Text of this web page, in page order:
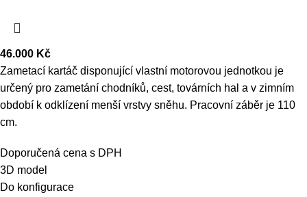
46.000 Kč
Zametací kartáč disponující vlastní motorovou jednotkou je
určený pro zametání chodníků, cest, továrních hal a v zimním
období k odklízení menší vrstvy sněhu. Pracovní záběr je 110
cm.
Doporučená cena s DPH
3D model
Do konfigurace